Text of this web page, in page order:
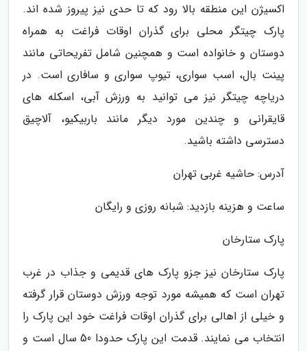
اکسیژن این منطقه بالا رود که تا حدی نیز پیروز شده اند.
پارک چیتگر محلی برای گذران اوقات فراغت به همراه
دوستان و خانواده است و همچنین شامل تفریحاتی مانند
پینت بال، اسب سواری، تیوپ سواری و سافاری است. در
دریاچه چیتگر نیز می توانید به ورزش آبی، اسکله های
قایقرانی و چندین مورد دیگر مانند باربیکیو، آلاچیق
دسترسی داشته باشید.
آدرس: حاشیه غربی تهران
ساعت و هزینه بازدید: شبانه روزی و رایگان
پارک ستارخان
پارک ستارخان نیز جزو پارک های قدیمی و جذاب در غرب
تهران است که همیشه مورد توجه ورزش دوستان قرار گرفته
و خیلی از اهالی برای گذران اوقات فراغت خود این پارک را
انتخاب می نمایند. قدمت این پارک حدودا 50 سال است و